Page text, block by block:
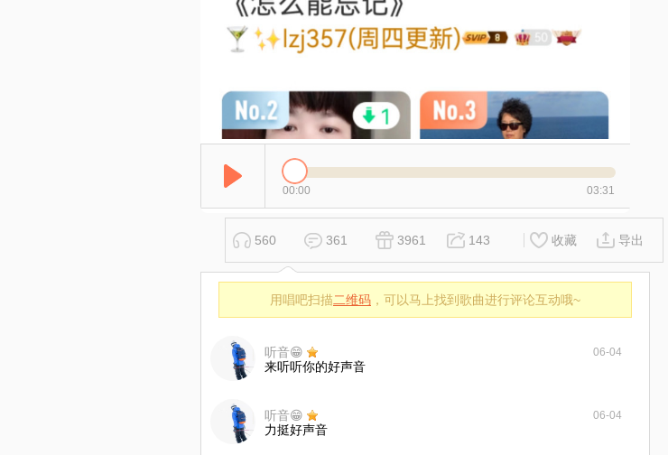
00:00 03:31
560 361 3961 143 收藏 导出
用唱吧扫描二维码 ，可以马上找到歌曲进行评论互动哦~
听音😁 06-04
来听听你的好声音
听音😁 06-04
力挺好声音